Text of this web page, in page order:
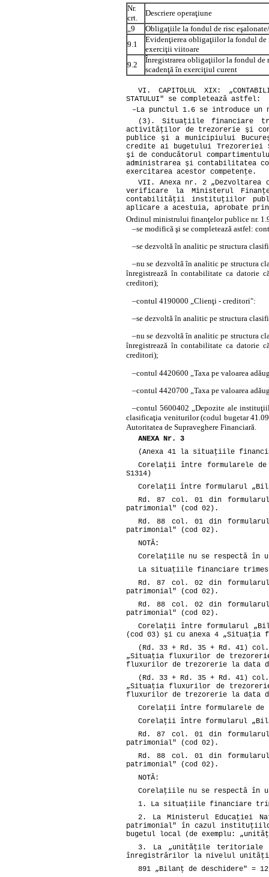
Nr.
crt.
Descriere operaţiune
„9
Obligaţiile la fondul de risc
9.1
Evidenţierea obligaţiilor la fondul de
exerciţii viitoare
9.2
Înregistrarea obligaţiilor la fondul de
scadenţă în exerciţiul curent
VI. CAPITOLUL XIX:
STATULUI" se completează astfel:
–La punctul 1.6 se introduce
(3). Situaţiile financiare
activităţilor de trezorerie şi
publice şi a municipiului
credite ai bugetului Trezoreriei
şi de conducătorul
administrarea şi contabilitatea
exercitarea acestor competenţe.
VII. Anexa nr. 2
verificare la Ministerul
contabilităţii instituţiilor
aplicare a acestuia, aprobate prin
Ordinul ministrului finanţelor publice nr.
se modifică şi se completează astfel:
–
–se dezvoltă în analitic pe structura
–nu se dezvoltă în analitic pe structura
înregistrează în contabilitate ca datorie
creditori);
–contul 4190000 „Clienţi - creditori":
–se dezvoltă în analitic pe structura
–nu se dezvoltă în analitic pe structura
înregistrează în contabilitate ca datorie
creditori);
–contul 4420600 „Taxa pe valoarea
–contul 4420700 „Taxa pe valoarea
–contul 5600402 „Depozite ale
clasificaţia veniturilor (codul bugetar
Autoritatea de Supraveghere Financiară.
ANEXA Nr. 3
(Anexa 41 la situaţiile
Corelaţii între formularele de
S1314)
Corelaţii între formularul
Rd. 87 col. 01 din
patrimonial" (cod 02).
Rd. 88 col. 01 din
patrimonial" (cod 02).
NOTĂ:
Corelaţiile nu se respectă în
La situaţiile financiare
Rd. 87 col. 02 din
patrimonial" (cod 02).
Rd. 88 col. 02 din
patrimonial" (cod 02).
Corelaţii între formularul
(cod 03) şi cu anexa 4
(Rd. 33 + Rd. 35 + Rd. 41)
„Situaţia fluxurilor de
fluxurilor de trezorerie la data
(Rd. 33 + Rd. 35 + Rd. 41)
„Situaţia fluxurilor de
fluxurilor de trezorerie la data
Corelaţii între formularele de
Corelaţii între formularul
Rd. 87 col. 01 din
patrimonial" (cod 02).
Rd. 88 col. 01 din
patrimonial" (cod 02).
NOTĂ:
Corelaţiile nu se respectă în
1. La situaţiile financiare
2. La Ministerul Educaţiei
patrimonial" în cazul
bugetul local (de exemplu:
3. La „unităţile teritoriale
înregistrărilor la nivelul
891 „Bilanţ de deschidere" =